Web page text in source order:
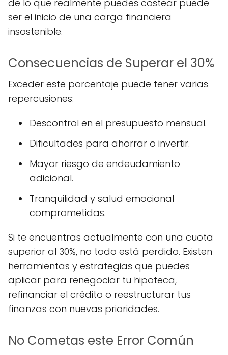
de lo que realmente puedes costear puede
ser el inicio de una carga financiera
insostenible.
Consecuencias de Superar el 30%
Exceder este porcentaje puede tener varias
repercusiones:
Descontrol en el presupuesto mensual.
Dificultades para ahorrar o invertir.
Mayor riesgo de endeudamiento
adicional.
Tranquilidad y salud emocional
comprometidas.
Si te encuentras actualmente con una cuota
superior al 30%, no todo está perdido. Existen
herramientas y estrategias que puedes
aplicar para renegociar tu hipoteca,
refinanciar el crédito o reestructurar tus
finanzas con nuevas prioridades.
No Cometas este Error Común